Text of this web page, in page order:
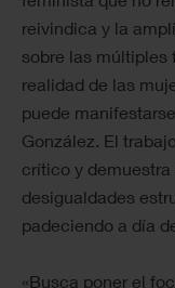
reivindica y la
sobre las múltiples
realidad de las
puede
González. El
crítico y
desigualdades
padeciendo a día
«Busca poner el